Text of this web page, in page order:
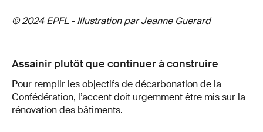
© 2024 EPFL - Illustration par Jeanne Guerard
Assainir plutôt que continuer à construire
Pour remplir les objectifs de décarbonation de la
Confédération, l’accent doit urgemment être mis sur la
rénovation des bâtiments.